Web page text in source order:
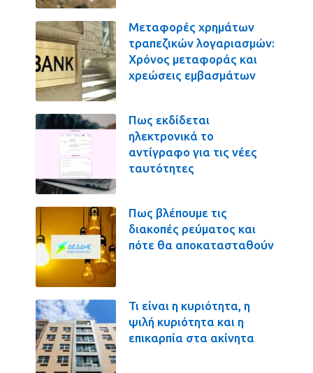
Μεταφορές χρημάτων
τραπεζικών λογαριασμών:
Χρόνος μεταφοράς και
χρεώσεις εμβασμάτων
Πως εκδίδεται
ηλεκτρονικά το
αντίγραφο για τις νέες
ταυτότητες
Πως βλέπουμε τις
διακοπές ρεύματος και
πότε θα αποκατασταθούν
Τι είναι η κυριότητα, η
ψιλή κυριότητα και η
επικαρπία στα ακίνητα